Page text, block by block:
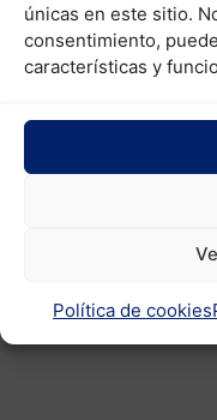
únicas en este sitio.
consentimiento,
características y
Política de cookies
Estructura
Con velcros
Montaje
Incluye 2
velcro.
No incluye